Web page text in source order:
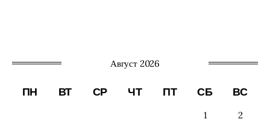
Август 2026
ПН ВТ СР ЧТ ПТ СБ ВС
1
2